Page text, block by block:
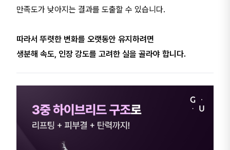
만족도가 낮아지는 결과를 도출할 수 있습니다.
따라서 뚜렷한 변화를 오랫동안 유지하려면
생분해 속도, 인장 강도를 고려한 실을 골라야 합니다.